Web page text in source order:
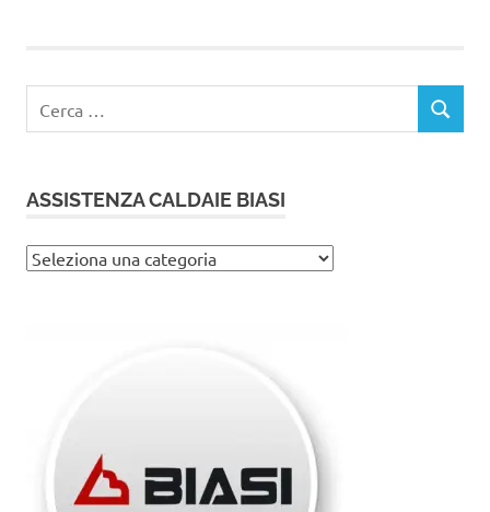
per:
CERCA
ASSISTENZA CALDAIE BIASI
Assistenza